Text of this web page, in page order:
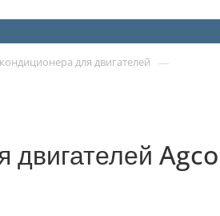
для двигателей —